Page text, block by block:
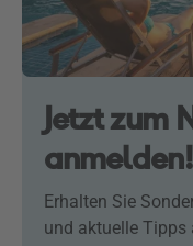
Jetzt zum
anmelden!
Erhalten Sie
und aktuelle Tipps